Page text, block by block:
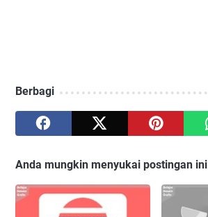
Berbagi
Anda mungkin menyukai postingan ini